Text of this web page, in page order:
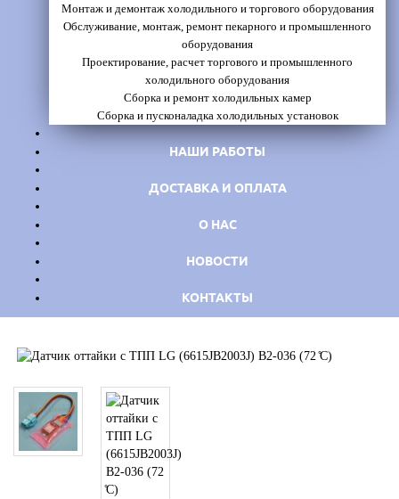
Монтаж и демонтаж холодильного и торгового оборудования
Обслуживание, монтаж, ремонт пекарного и промышленного
оборудования
Проектирование, расчет торгового и промышленного
холодильного оборудования
Сборка и ремонт холодильных камер
Сборка и пусконаладка холодильных установок
НАШИ РАБОТЫ
ДОСТАВКА И ОПЛАТА
О НАС
НОВОСТИ
КОНТАКТЫ